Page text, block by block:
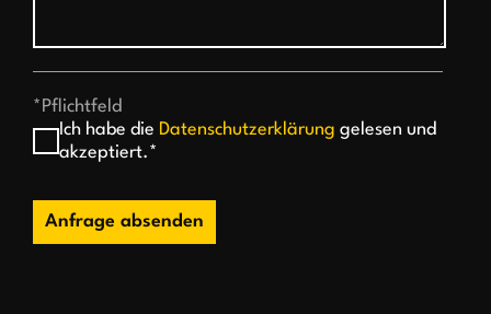
*Pflichtfeld
Ich habe die Datenschutzerklärung gelesen und
akzeptiert.*
Anfrage absenden